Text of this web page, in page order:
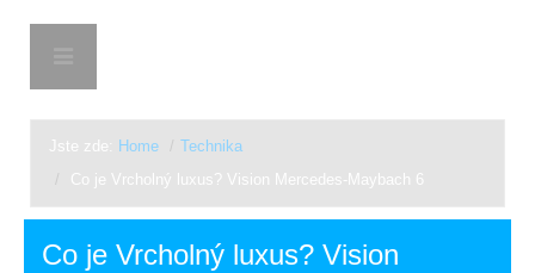
Jste zde: Home
Technika
Co je Vrcholný luxus? Vision Mercedes-Maybach 6
Co je Vrcholný luxus? Vision